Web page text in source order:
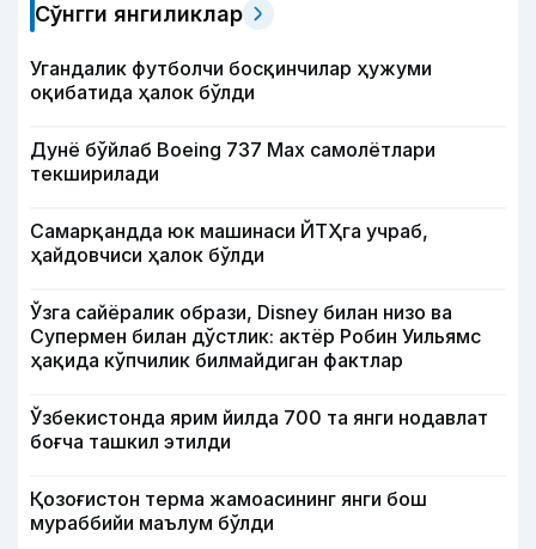
Сўнгги янгиликлар
Угандалик футболчи босқинчилар ҳужуми
оқибатида ҳалок бўлди
Дунё бўйлаб Boeing 737 Мах самолётлари
текширилади
Самарқандда юк машинаси ЙТҲга учраб,
ҳайдовчиси ҳалок бўлди
Ўзга сайёралик образи, Disney билан низо ва
Супермен билан дўстлик: актёр Робин Уильямс
ҳақида кўпчилик билмайдиган фактлар
Ўзбекистонда ярим йилда 700 та янги нодавлат
боғча ташкил этилди
Қозоғистон терма жамоасининг янги бош
мураббийи маълум бўлди